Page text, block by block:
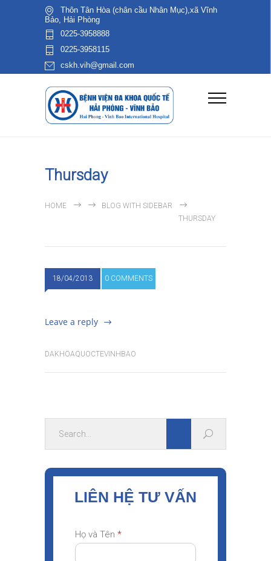
Thôn Tân Hòa (chân cầu Nhân Mục),xã Vĩnh
Bảo, Hải Phòng
0225-3958888
0225-3958115
cskh.vih@gmail.com
Thursday
HOME
BLOG WITH SIDEBAR
THURSDAY
18/04/2013 0 COMMENTS
Leave a reply
DAKHOAQUOCTEVINHBAO
LIÊN HỆ TƯ VẤN
Họ và Tên *